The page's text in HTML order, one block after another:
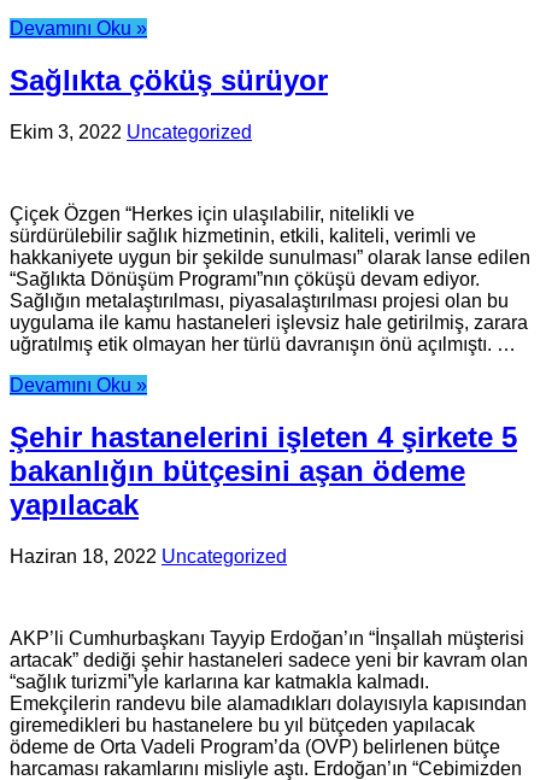
Devamını Oku »
Sağlıkta çöküş sürüyor
Ekim 3, 2022 Uncategorized
Çiçek Özgen “Herkes için ulaşılabilir, nitelikli ve
sürdürülebilir sağlık hizmetinin, etkili, kaliteli, verimli ve
hakkaniyete uygun bir şekilde sunulması” olarak lanse edilen
“Sağlıkta Dönüşüm Programı”nın çöküşü devam ediyor.
Sağlığın metalaştırılması, piyasalaştırılması projesi olan bu
uygulama ile kamu hastaneleri işlevsiz hale getirilmiş, zarara
uğratılmış etik olmayan her türlü davranışın önü açılmıştı. …
Devamını Oku »
Şehir hastanelerini işleten 4 şirkete 5
bakanlığın bütçesini aşan ödeme
yapılacak
Haziran 18, 2022 Uncategorized
AKP’li Cumhurbaşkanı Tayyip Erdoğan’ın “İnşallah müşterisi
artacak” dediği şehir hastaneleri sadece yeni bir kavram olan
“sağlık turizmi”yle karlarına kar katmakla kalmadı.
Emekçilerin randevu bile alamadıkları dolayısıyla kapısından
giremedikleri bu hastanelere bu yıl bütçeden yapılacak
ödeme de Orta Vadeli Program’da (OVP) belirlenen bütçe
harcaması rakamlarını misliyle aştı. Erdoğan’ın “Cebimizden